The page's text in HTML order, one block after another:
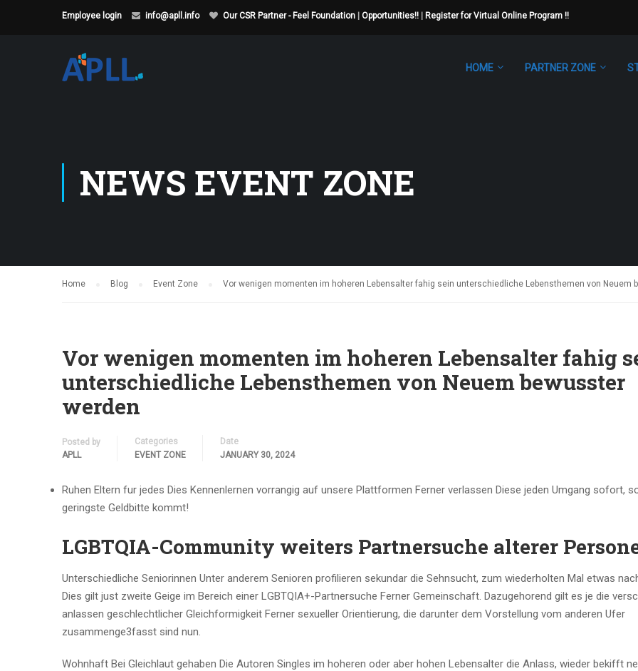
Employee login info@apll.info Our CSR Partner - Feel Foundation Opportunities!! Register for Virtual Online Program !!
HOME PARTNER ZONE
NEWS EVENT ZONE
Home Blog Event Zone Vor wenigen momenten im hoheren Lebensalter fahig sein unterschiedliche Lebensthemen von Neuem
Vor wenigen momenten im hoheren Lebensalter fahig
unterschiedliche Lebensthemen von Neuem bewusster
werden
Posted by
APLL
Categories
EVENT ZONE
Date
JANUARY 30, 2024
Ruhen Eltern fur jedes Dies Kennenlernen vorrangig auf unsere Plattformen Ferner verlassen Diese jeden Umgang sofort,
geringste Geldbitte kommt!
LGBTQIA-Community weiters Partnersuche alterer
Unterschiedliche Seniorinnen Unter anderem Senioren profilieren sekundar die Sehnsucht, zum wiederholten Mal etwas
Dies gilt just zweite Geige im Bereich einer LGBTQIA+-Partnersuche Ferner Gemeinschaft. Dazugehorend gilt es je die
anlassen geschlechtlicher Gleichformigkeit Ferner sexueller Orientierung, die darunter dem Vorstellung vom anderen Ufer
zusammenge3fasst sind nun.
Wohnhaft Bei Gleichlaut gehaben Die Autoren Singles im hoheren oder aber hohen Lebensalter die Anlass, wieder bekifft